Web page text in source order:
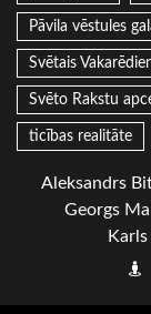
Pāvila vēstules
Svētais
Svēto Rakstu
ticības realitāte
Aleksandrs
Georgs
Karls